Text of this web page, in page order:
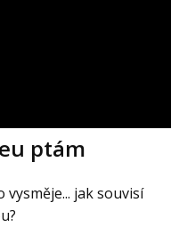
ptám
jak souvisí